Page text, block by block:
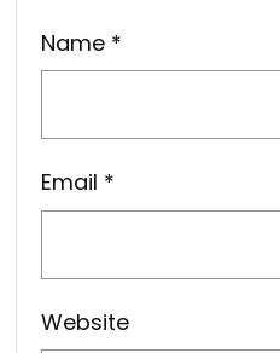
Name *
Email *
Website